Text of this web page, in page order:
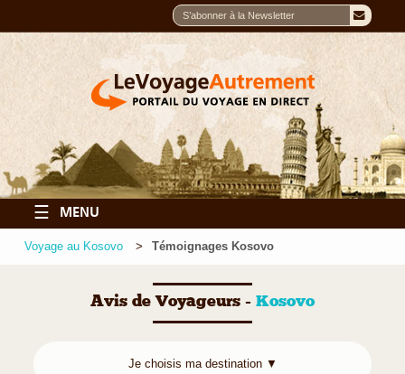
☰ MENU
Voyage au Kosovo Témoignages Kosovo
Avis de Voyageurs - Kosovo